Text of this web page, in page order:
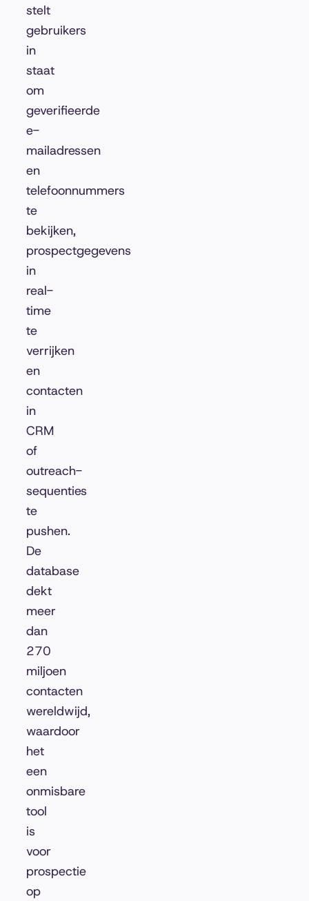
stelt
gebruikers
in
staat
om
geverifieerde
e-
mailadressen
en
telefoonnummers
te
bekijken,
prospectgegevens
in
real-
time
te
verrijken
en
contacten
in
CRM
of
outreach-
sequenties
te
pushen.
De
database
dekt
meer
dan
270
miljoen
contacten
wereldwijd,
waardoor
het
een
onmisbare
tool
is
voor
prospectie
op